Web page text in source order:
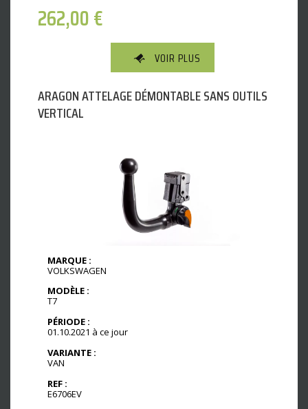
262,00€
VOIR PLUS
ARAGON ATTELAGE DÉMONTABLE SANS OUTILS
VERTICAL
MARQUE :
VOLKSWAGEN
MODÈLE :
T7
PÉRIODE :
01.10.2021 à ce jour
VARIANTE :
VAN
REF :
E6706EV